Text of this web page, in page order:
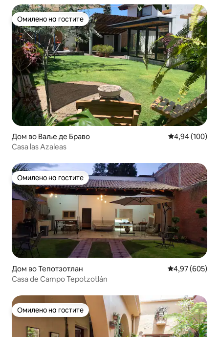
Омилено на гостите
Омилено на гостите
Дом во Ваље де Браво Просечна
4,94 (100)
Casa las Azaleas
Омилено на гостите
Омилено на гостите
Дом во Тепотзотлан Просечна
4,97 (605)
Casa de Campo Tepotzotlán
Омилено на гостите
Омилено на гостите